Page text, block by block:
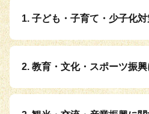
1. 子ども・子育て・少子化
2. 教育・文化・スポーツ振